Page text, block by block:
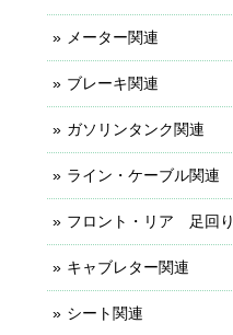
メーター関連
ブレーキ関連
ガソリンタンク関連
ライン・ケーブル関連
フロント・リア 足回り
キャブレター関連
シート関連